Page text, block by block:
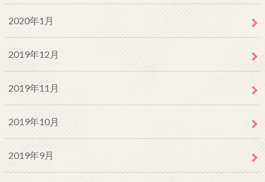
2020年1月
2019年12月
2019年11月
2019年10月
2019年9月